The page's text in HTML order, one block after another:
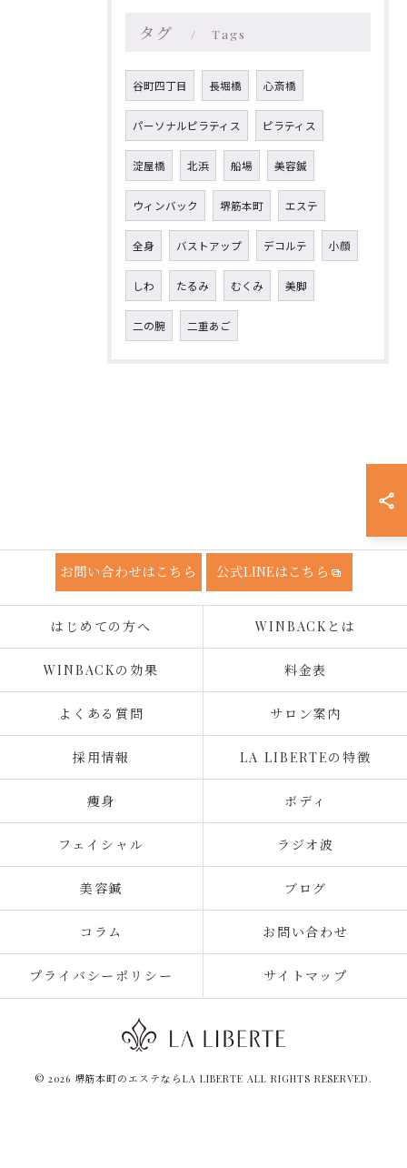
タグ Tags
谷町四丁目 長堀橋 心斎橋
パーソナルピラティス ピラティス
淀屋橋 北浜 船場 美容鍼
ウィンバック 堺筋本町 エステ
全身 バストアップ デコルテ 小顔
しわ たるみ むくみ 美脚
二の腕 二重あご
お問い合わせはこちら 公式LINEはこちら
はじめての方へ WINBACKとは
WINBACKの効果 料金表
よくある質問 サロン案内
採用情報 LA LIBERTEの特徴
痩身 ボディ
フェイシャル ラジオ波
美容鍼 ブログ
コラム お問い合わせ
プライバシーポリシー サイトマップ
© 2026 堺筋本町のエステならLA LIBERTE ALL RIGHTS RESERVED.